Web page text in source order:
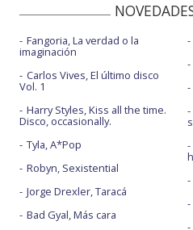
Fangoria, La verdad o la
imaginación
Carlos Vives, El último disco
Vol. 1
Harry Styles, Kiss all the time.
Disco, occasionally.
Tyla, A*Pop
Robyn, Sexistential
Jorge Drexler, Taracá
Bad Gyal, Más cara